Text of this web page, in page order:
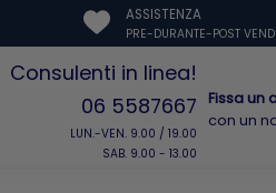
ASSISTENZA
PRE-DURANTE-POST
Consulenti in linea!
06 5587667
LUN.-VEN. 9.00 / 19.00
SAB. 9.00 - 13.00
Fissa un
con un